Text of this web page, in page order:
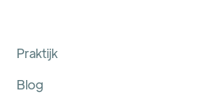
Praktijk
Blog